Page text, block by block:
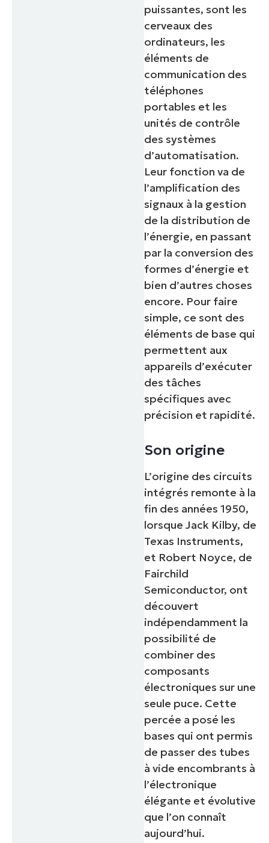
puissantes, sont les
cerveaux des
ordinateurs, les
éléments de
communication des
téléphones
portables et les
unités de contrôle
des systèmes
d’automatisation.
Leur fonction va de
l’amplification des
signaux à la gestion
de la distribution de
l’énergie, en passant
par la conversion des
formes d’énergie et
bien d’autres choses
encore. Pour faire
simple, ce sont des
éléments de base qui
permettent aux
appareils d’exécuter
des tâches
spécifiques avec
précision et rapidité.
Son origine
L’origine des circuits
intégrés remonte à la
fin des années 1950,
lorsque Jack Kilby, de
Texas Instruments,
et Robert Noyce, de
Fairchild
Semiconductor, ont
découvert
indépendamment la
possibilité de
combiner des
composants
électroniques sur une
seule puce. Cette
percée a posé les
bases qui ont permis
de passer des tubes
à vide encombrants à
l’électronique
élégante et évolutive
que l’on connaît
aujourd’hui.